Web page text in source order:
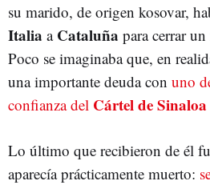
su marido, de origen kosovar,
Italia a Cataluña para cerrar
Poco se imaginaba que, en
una importante deuda con uno
confianza del Cártel de Sinaloa
Lo último que recibieron de él
aparecía prácticamente muerto: